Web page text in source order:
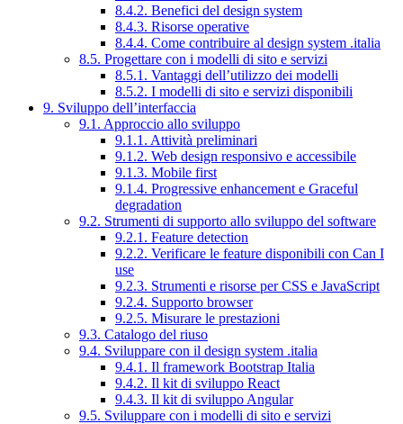
8.4.2. Benefici del design system
8.4.3. Risorse operative
8.4.4. Come contribuire al design system .italia
8.5. Progettare con i modelli di sito e servizi
8.5.1. Vantaggi dell’utilizzo dei modelli
8.5.2. I modelli di sito e servizi disponibili
9. Sviluppo dell’interfaccia
9.1. Approccio allo sviluppo
9.1.1. Attività preliminari
9.1.2. Web design responsivo e accessibile
9.1.3. Mobile first
9.1.4. Progressive enhancement e Graceful
degradation
9.2. Strumenti di supporto allo sviluppo del software
9.2.1. Feature detection
9.2.2. Verificare le feature disponibili con Can I
use
9.2.3. Strumenti e risorse per CSS e JavaScript
9.2.4. Supporto browser
9.2.5. Misurare le prestazioni
9.3. Catalogo del riuso
9.4. Sviluppare con il design system .italia
9.4.1. Il framework Bootstrap Italia
9.4.2. Il kit di sviluppo React
9.4.3. Il kit di sviluppo Angular
9.5. Sviluppare con i modelli di sito e servizi